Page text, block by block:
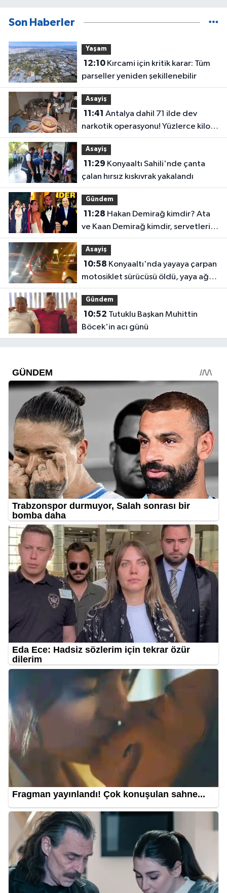
Son Haberler
Yaşam
12:10Kırcami için kritik karar: Tüm
parseller yeniden şekillenebilir
Asayiş
11:41
narkotik operasyonu! Yüzlerce kilo
uyuşturucu ele geçirildi
Asayiş
11:29
çalan hırsız kıskıvrak yakalandı
Gündem
11:28
ve Kaan Demirağ kimdir, servetleri
ne kadar?
Asayiş
10:58
motosiklet sürücüsü öldü, yaya ağır
yaralı
Gündem
10:52
Böcek'in acı günü